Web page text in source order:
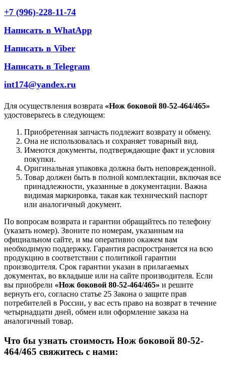
+7 (996)-228-11-74
Написать в WhatApp
Написать в Viber
Написать в Telegram
int174@yandex.ru
Для осуществления возврата «Нож боковой 80-52-464/465»
удостоверьтесь в следующем:
Приобретенная запчасть подлежит возврату и обмену.
Она не использовалась и сохраняет товарный вид.
Имеются документы, подтверждающие факт и условия
покупки.
Оригинальная упаковка должна быть неповрежденной.
Товар должен быть в полной комплектации, включая все
принадлежности, указанные в документации. Важна
видимая маркировка, такая как технический паспорт
или аналогичный документ.
По вопросам возврата и гарантии обращайтесь по телефону
(указать номер). Звоните по номерам, указанным на
официальном сайте, и мы оперативно окажем вам
необходимую поддержку. Гарантия распространяется на всю
продукцию в соответствии с политикой гарантии
производителя. Срок гарантии указан в прилагаемых
документах, во вкладыше или на сайте производителя. Если
вы приобрели «Нож боковой 80-52-464/465» и решите
вернуть его, согласно статье 25 Закона о защите прав
потребителей в России, у вас есть право на возврат в течение
четырнадцати дней, обмен или оформление заказа на
аналогичный товар.
Что бы узнать стоимость Нож боковой 80-52-
464/465 свяжитесь с нами: